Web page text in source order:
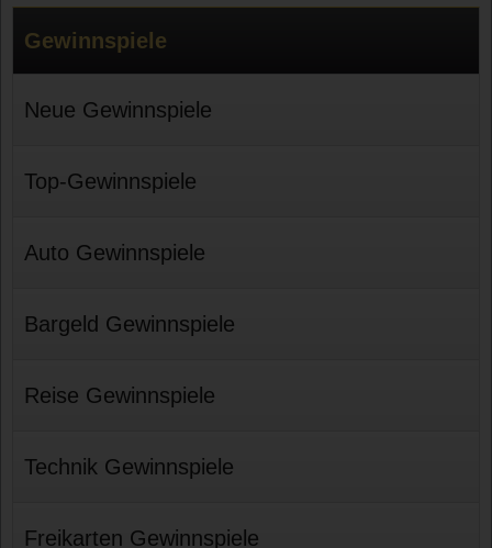
Gewinnspiele
Neue Gewinnspiele
Top-Gewinnspiele
Auto Gewinnspiele
Bargeld Gewinnspiele
Reise Gewinnspiele
Technik Gewinnspiele
Freikarten Gewinnspiele